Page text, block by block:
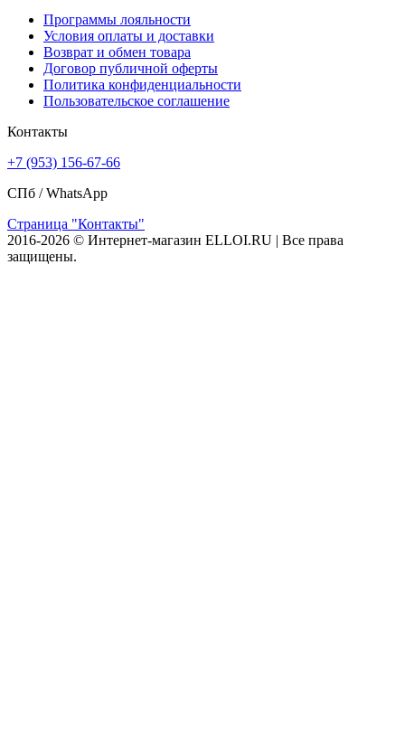
Программы лояльности
Условия оплаты и доставки
Возврат и обмен товара
Договор публичной оферты
Политика конфиденциальности
Пользовательское соглашение
Контакты
+7 (953) 156-67-66
СПб /WhatsApp
Страница "Контакты"
2016-2026 © Интернет-магазин ELLOI.RU | Все права
защищены.